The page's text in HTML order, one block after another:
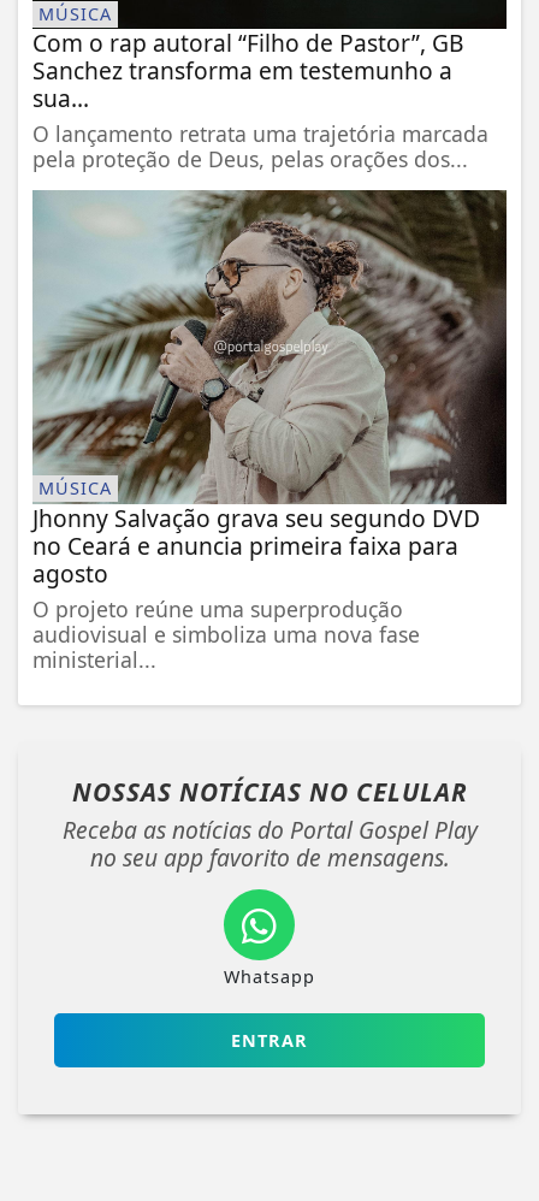
MÚSICA
Com o rap autoral “Filho de Pastor”, GB
Sanchez transforma em testemunho a
sua...
O lançamento retrata uma trajetória marcada
pela proteção de Deus, pelas orações dos...
MÚSICA
Jhonny Salvação grava seu segundo DVD
no Ceará e anuncia primeira faixa para
agosto
O projeto reúne uma superprodução
audiovisual e simboliza uma nova fase
ministerial...
NOSSAS NOTÍCIAS NO CELULAR
Receba as notícias do Portal Gospel Play
no seu app favorito de mensagens.
Whatsapp
ENTRAR